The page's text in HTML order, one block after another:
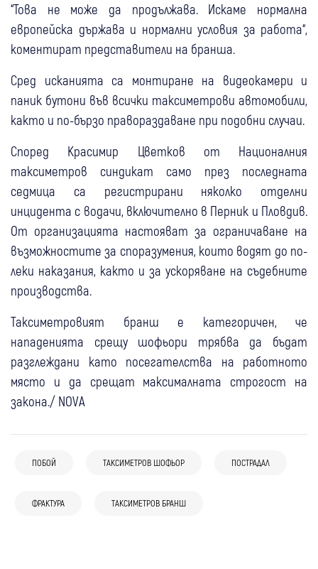
“Това не може да продължава. Искаме нормална
европейска държава и нормални условия за работа“,
коментират представители на бранша.
Сред исканията са монтиране на видеокамери и
паник бутони във всички таксиметрови автомобили,
както и по-бързо правораздаване при подобни случаи.
Според Красимир Цветков от Националния
таксиметров синдикат само през последната
седмица са регистрирани няколко отделни
инцидента с водачи, включително в Перник и Пловдив.
От организацията настояват за ограничаване на
възможностите за споразумения, които водят до по-
леки наказания, както и за ускоряване на съдебните
производства.
Таксиметровият бранш е категоричен, че
нападенията срещу шофьори трябва да бъдат
разглеждани като посегателства на работното
място и да срещат максималната строгост на
закона./ NOVA
ПОБОЙ ТАКСИМЕТРОВ ШОФЬОР ПОСТРАДАЛ
ФРАКТУРА ТАКСИМЕТРОВ БРАНШ
спортували заедно
Зам.-кметът на Бобошево е пострадал
Кюстендил Крими 07 авг